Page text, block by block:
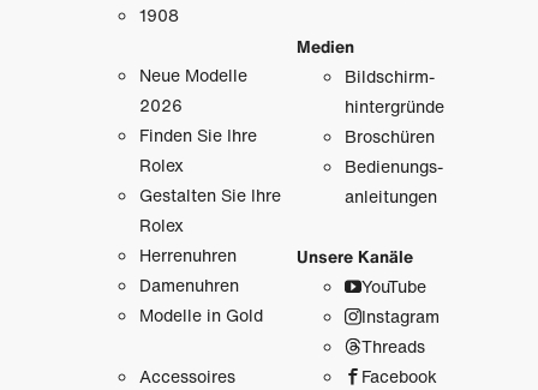
1908
Neue Modelle
2026
Finden Sie Ihre
Rolex
Gestalten Sie Ihre
Rolex
Herrenuhren
Damenuhren
Modelle in Gold
Accessoires
Medien
Bildschirm­
hintergründe
Broschüren
Bedienungs­
anleitungen
Unsere Kanäle
YouTube
Instagram
Threads
Facebook